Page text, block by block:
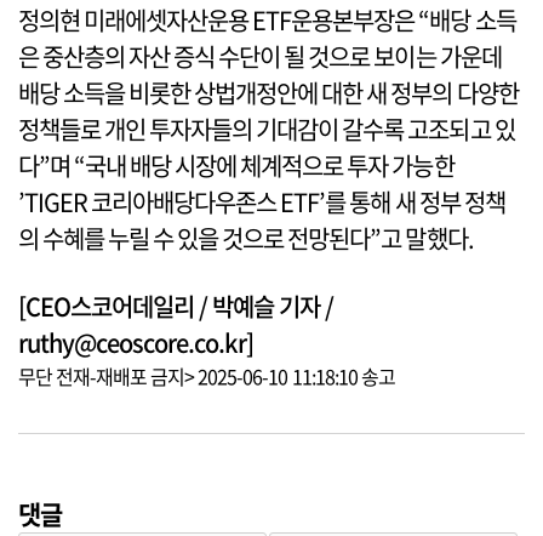
정의현 미래에셋자산운용 ETF운용본부장은 “배당 소득
은 중산층의 자산 증식 수단이 될 것으로 보이는 가운데
배당 소득을 비롯한 상법개정안에 대한 새 정부의 다양한
정책들로 개인 투자자들의 기대감이 갈수록 고조되고 있
다”며 “국내 배당 시장에 체계적으로 투자 가능한
’TIGER 코리아배당다우존스 ETF’를 통해 새 정부 정책
의 수혜를 누릴 수 있을 것으로 전망된다”고 말했다.
[CEO스코어데일리 / 박예슬 기자 /
ruthy@ceoscore.co.kr]
무단 전재-재배포 금지> 2025-06-10 11:18:10 송고
댓글